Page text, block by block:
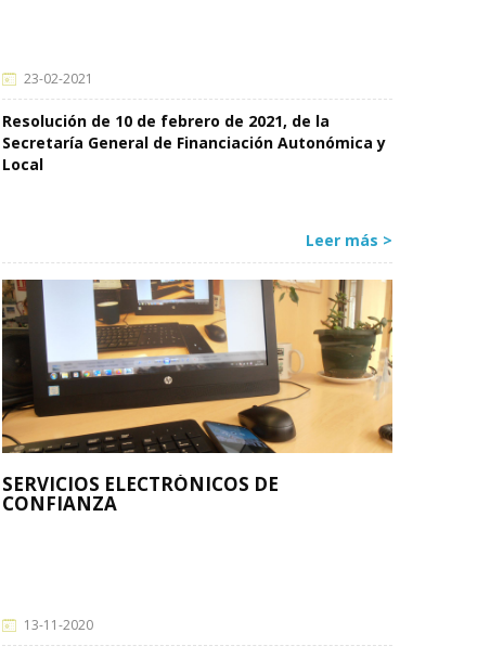
23-02-2021
Resolución de 10 de febrero de 2021, de la
Secretaría General de Financiación Autonómica y
Local
Leer más >
SERVICIOS ELECTRÓNICOS DE
CONFIANZA
13-11-2020